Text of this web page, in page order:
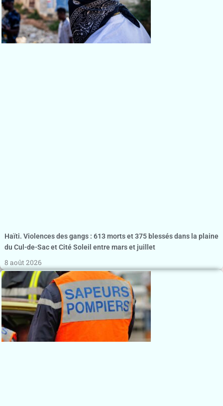
Haïti. Violences des gangs : 613 morts et 375 blessés dans la plaine
du Cul-de-Sac et Cité Soleil entre mars et juillet
8 août 2026